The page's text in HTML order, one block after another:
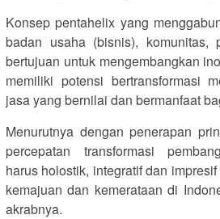
Konsep pentahelix yang
badan usaha (bisnis), komunitas,
bertujuan untuk mengembangkan
memiliki potensi bertransformasi
jasa yang bernilai dan bermanfaat
Menurutnya dengan penerapan
percepatan transformasi
harus holostik, integratif dan
kemajuan dan kemerataan di
akrabnya.